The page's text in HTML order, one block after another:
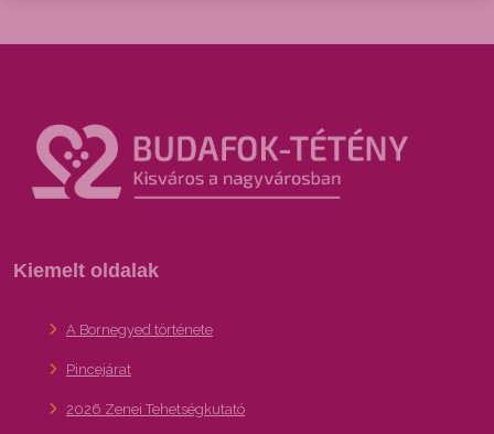
Kiemelt oldalak
A Bornegyed története
Pincejárat
2026 Zenei Tehetségkutató